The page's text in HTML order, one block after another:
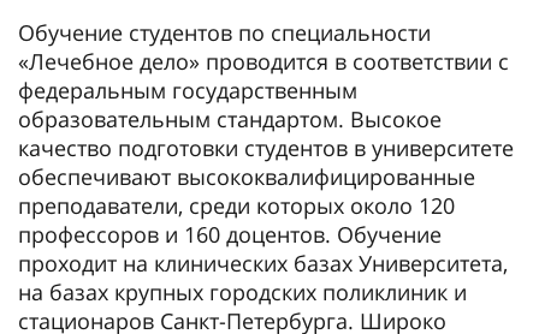
Обучение студентов по специальности
«Лечебное дело» проводится в соответствии с
федеральным государственным
образовательным стандартом. Высокое
качество подготовки студентов в университете
обеспечивают высококвалифицированные
преподаватели, среди которых около 120
профессоров и 160 доцентов. Обучение
проходит на клинических базах Университета,
на базах крупных городских поликлиник и
стационаров Санкт-Петербурга. Широко